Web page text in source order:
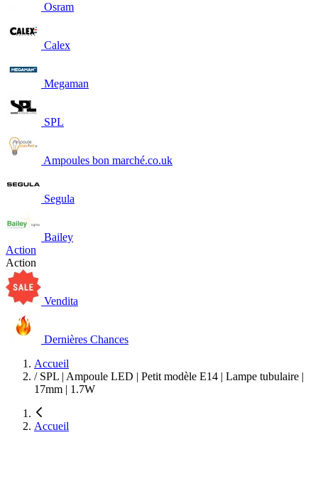
Osram
Calex
Megaman
SPL
Ampoules bon marché.co.uk
Segula
Bailey
Action
Action
Vendita
Dernières Chances
Accueil
/ SPL | Ampoule LED | Petit modèle E14 | Lampe tubulaire |
17mm | 1.7W
Accueil